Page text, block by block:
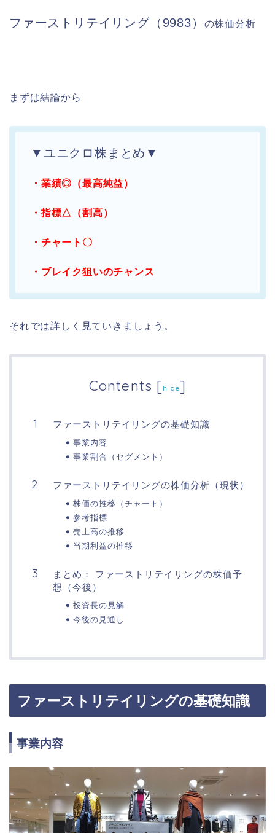
ファーストリテイリング（9983） の株価分析
まずは結論から
▼ユニクロ株まとめ▼
・業績◎（最高純益）
・指標△（割高）
・チャート〇
・ブレイク狙いのチャンス
それでは詳しく見ていきましょう。
Contents [hide]
ファーストリテイリングの基礎知識
事業内容
事業割合（セグメント）
ファーストリテイリングの株価分析（現状）
株価の推移（チャート）
参考指標
売上高の推移
当期利益の推移
まとめ： ファーストリテイリングの株価予
想（今後）
投資長の見解
今後の見通し
ファーストリテイリングの基礎知識
事業内容